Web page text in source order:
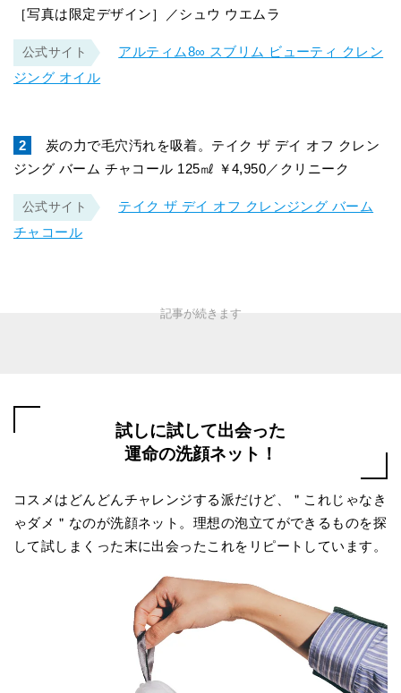
［写真は限定デザイン］／シュウ ウエムラ
公式サイト
アルティム8∞ スブリム ビューティ クレン
ジング オイル
2
炭の力で毛穴汚れを吸着。テイク ザ デイ オフ クレン
ジング バーム チャコール 125㎖ ￥4,950／クリニーク
公式サイト
テイク ザ デイ オフ クレンジング バーム
チャコール
試しに試して出会った
運命の洗顔ネット！
コスメはどんどんチャレンジする派だけど、＂これじゃなき
ゃダメ＂なのが洗顔ネット。理想の泡立てができるものを探
して試しまくった末に出会ったこれをリピートしています。